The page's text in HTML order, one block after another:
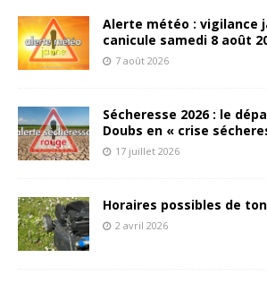
Alerte météo : vigilance
canicule samedi 8 août
7 août 2026
Sécheresse 2026 : le
Doubs en « crise
17 juillet 2026
Horaires possibles de
2 avril 2026